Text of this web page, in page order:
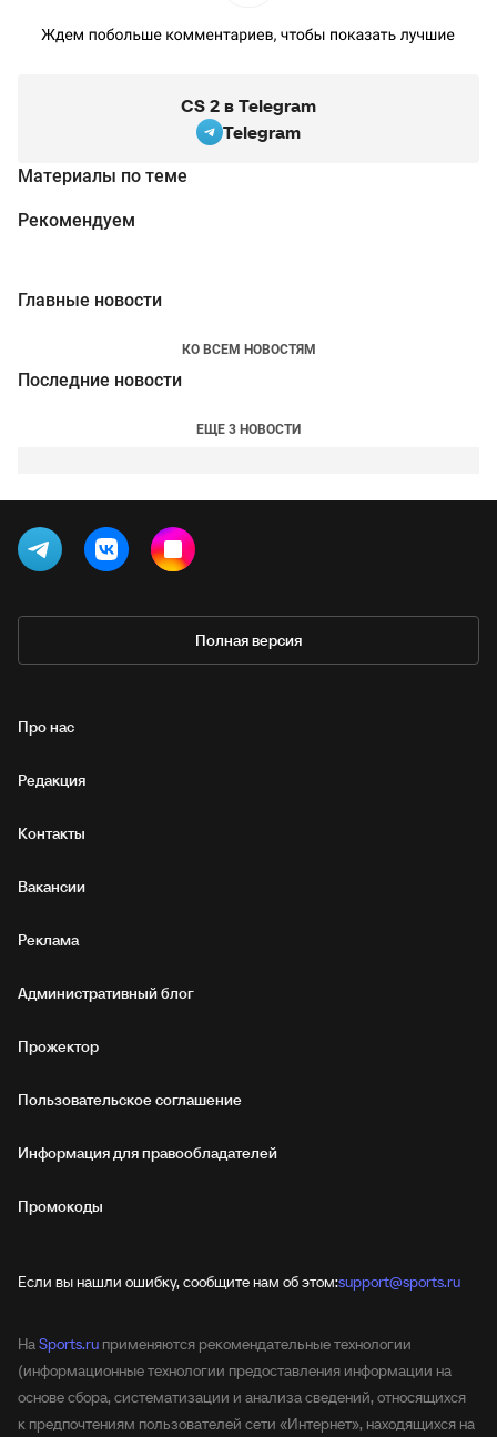
CS 2 в Telegram
Telegram
Материалы по теме
Рекомендуем
Главные новости
КО ВСЕМ НОВОСТЯМ
Последние новости
ЕЩЕ 3 НОВОСТИ
Полная версия
Про нас
Редакция
Контакты
Вакансии
Реклама
Административный блог
Прожектор
Пользовательское соглашение
Информация для правообладателей
Промокоды
Если вы нашли ошибку, сообщите нам об этом:support@sports.ru
НаSports.ru применяются рекомендательные технологии
(информационные технологии предоставления информации на
основе сбора, систематизации и анализа сведений, относящихся
к предпочтениям пользователей сети «Интернет», находящихся на